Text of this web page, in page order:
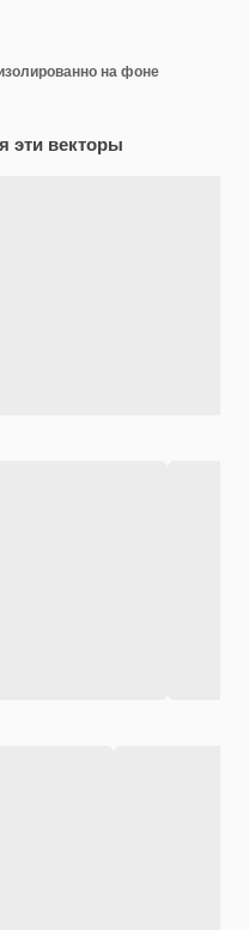
на фоне
эти векторы